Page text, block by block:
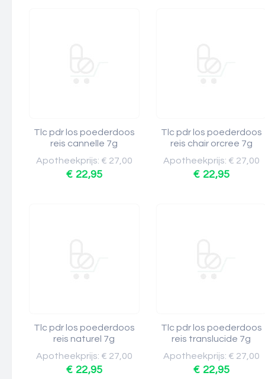
Tlc pdr los poederdoos
reis cannelle 7g
Apotheekprijs: € 27,00
€ 22,95
Tlc pdr los poederdoos
reis chair orcree 7g
Apotheekprijs: € 27,00
€ 22,95
Tlc pdr los poederdoos
reis naturel 7g
Apotheekprijs: € 27,00
€ 22,95
Tlc pdr los poederdoos
reis translucide 7g
Apotheekprijs: € 27,00
€ 22,95